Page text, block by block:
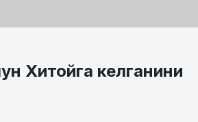
Хитойга келганини